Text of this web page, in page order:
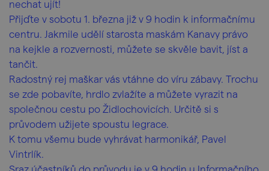
nechat ujít!
Přijďte v sobotu 1. března již v 9 hodin k informačnímu
centru. Jakmile udělí starosta maskám Kanavy právo
na kejkle a rozvernosti, můžete se skvěle bavit, jíst a
tančit.
Radostný rej maškar vás vtáhne do víru zábavy. Trochu
se zde pobavíte, hrdlo zvlažíte a můžete vyrazit na
společnou cestu po Židlochovicích. Určitě si s
průvodem užijete spoustu legrace.
K tomu všemu bude vyhrávat harmonikář, Pavel
Vintrlík.
Sraz účastníků do průvodu je v 9 hodin u Informačního